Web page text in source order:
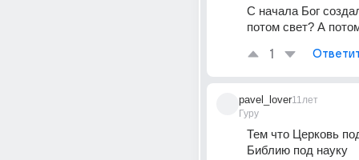
С начала Бог
потом свет? А
1
pavel_lover
Гуру
11лет
Тем что Церковь
Библию под науку